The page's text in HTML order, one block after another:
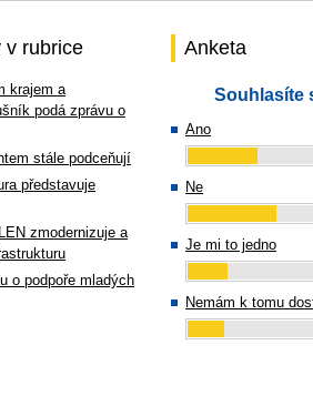
v rubrice
krajem a
podá zprávu o
stále podceňují
představuje
zmodernizuje a
o podpoře mladých
Anketa
Souhlasíte
Ano
Ne
Je mi to jedno
Nemám k tomu